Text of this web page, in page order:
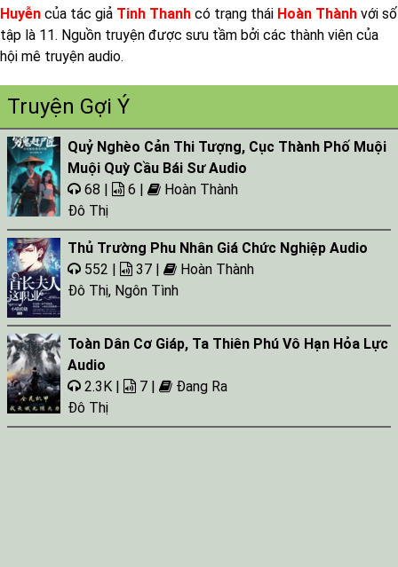
Huyễn của tác giả Tinh Thanh có trạng thái Hoàn Thành với số
tập là 11. Nguồn truyện được sưu tầm bởi các thành viên của
hội mê truyện audio.
Truyện Gợi Ý
Quỷ Nghèo Cản Thi Tượng, Cục Thành Phố Muội
Muội Quỳ Cầu Bái Sư Audio
68 |
6 |
Hoàn Thành
Đô Thị
Thủ Trường Phu Nhân Giá Chức Nghiệp Audio
552 |
37 |
Hoàn Thành
Đô Thị, Ngôn Tình
Toàn Dân Cơ Giáp, Ta Thiên Phú Vô Hạn Hỏa Lực
Audio
2.3K |
7 |
Đang Ra
Đô Thị